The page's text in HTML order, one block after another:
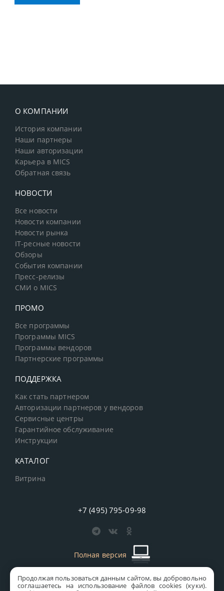
Продолжая пользоваться данным сайтом, вы добровольно
соглашаетесь на использование файлов cookies (куки).
О КОМПАНИИ
История компании
Наши партнеры
Наши авторизации
Карьера в MICS
Обратная связь
НОВОСТИ
Все новости
Новости компании
Новости рынка
IT-ресные новости
Обзоры
События компании
Пресс-релизы
СМИ о MICS
ПРОМО
Все программы
Программы MICS
Программы вендоров
Партнерские программы
ПОДДЕРЖКА
Как стать партнером
Авторизации партнеров у вендоров
Сервисные центры
Гарантийное обслуживание
Инструкции
КАТАЛОГ
Витрина
+7 (495) 795-09-98
Полная версия
старая версия сайтаMICS